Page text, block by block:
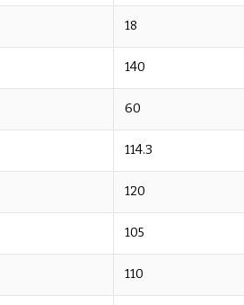
18
140
60
114.3
120
105
110